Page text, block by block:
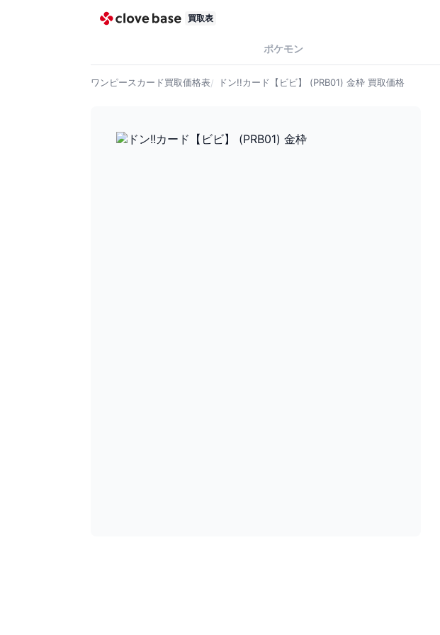
買取表
ポケモン
ワンピースカード買取価格表 ドン!!カード【ビビ】 (PRB01) 金枠 買取価格